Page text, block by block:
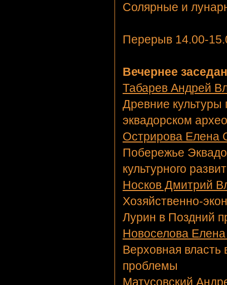
Солярные и
Перерыв 14.00-
Вечернее
Табарев Андрей
Древние
эквадорском
Острирова Елена
Побережье
культурного
Носков Дмитрий
Хозяйственно-
Лурин в Поздний
Новоселова
Верховная власть
проблемы
Матусовский